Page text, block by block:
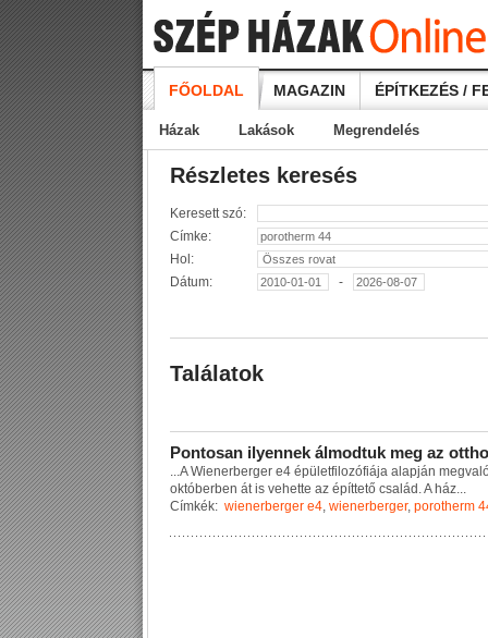
FŐOLDAL MAGAZIN ÉPÍTKEZÉS /
Házak Lakások Megrendelés
Részletes keresés
Keresett szó:
Címke:
Hol:
Dátum:
-
Találatok
Pontosan ilyennek álmodtuk meg az ottho
...A Wienerberger e4 épü etfi ozófiája a apján megva
októberben át is ve hette az építtető csa ád .A ház...
Címkék: wienerberger e4, wienerberger, porotherm